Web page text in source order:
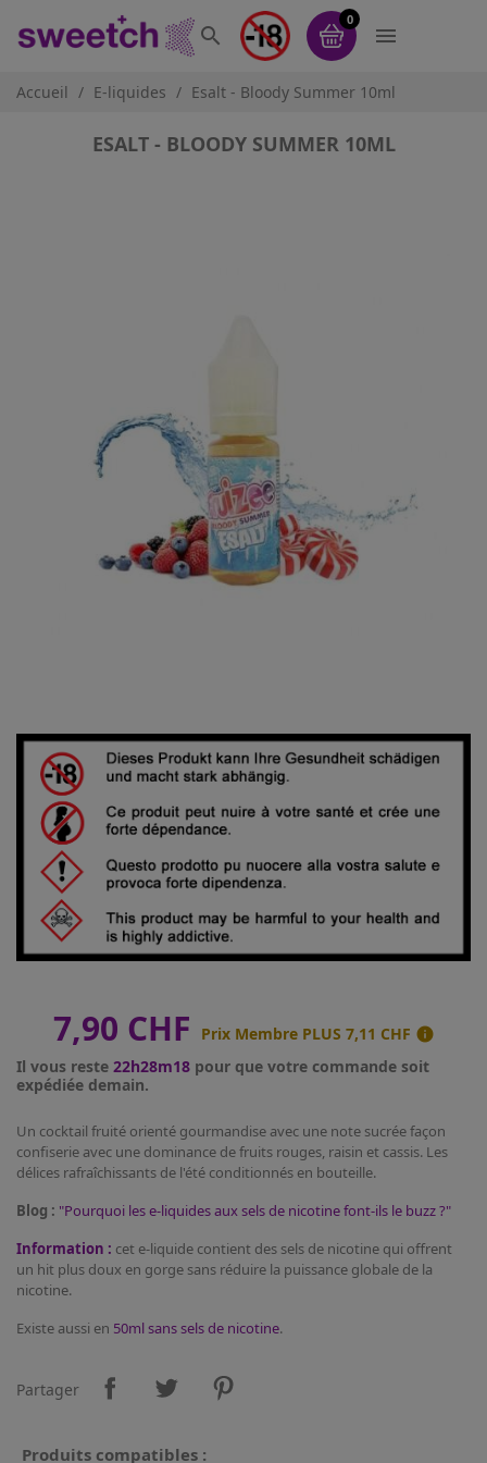

0

Accueil E-liquides Esalt - Bloody Summer 10ml
ESALT - BLOODY SUMMER 10ML
7,90 CHF Prix Membre PLUS 7,11 CHF 
Il vous reste 22h28m18 pour que votre commande soit
expédiée demain.
Un cocktail fruité orienté gourmandise avec une note sucrée façon
confiserie avec une dominance de fruits rouges, raisin et cassis. Les
délices rafraîchissants de l'été conditionnés en bouteille.
Blog : "Pourquoi les e-liquides aux sels de nicotine font-ils le buzz ?"
Information : cet e-liquide contient des sels de nicotine qui offrent
un hit plus doux en gorge sans réduire la puissance globale de la
nicotine.
Existe aussi en 50ml sans sels de nicotine.
Partager
Produits compatibles :